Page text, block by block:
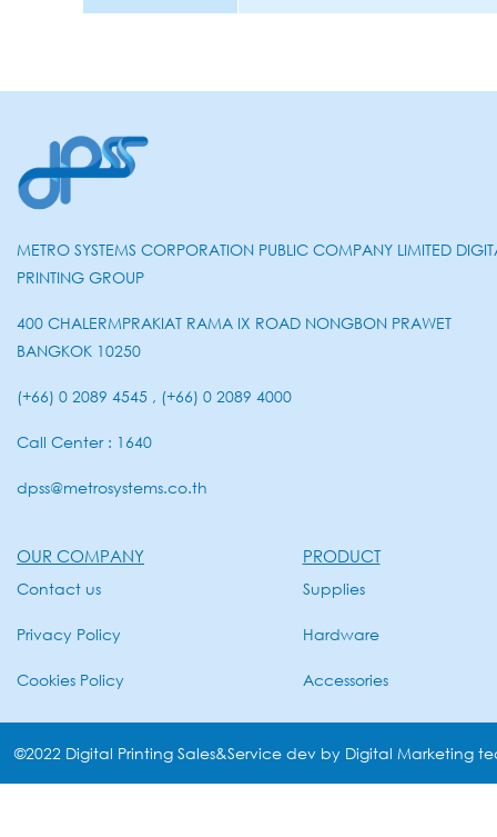
METRO SYSTEMS CORPORATION PUBLIC COMPANY LIMITED
PRINTING GROUP
400 CHALERMPRAKIAT RAMA IX ROAD NONGBON PRAWET
BANGKOK 10250
(+66) 0 2089 4545 , (+66) 0 2089 4000
Call Center : 1640
dpss@metrosystems.co.th
OUR COMPANY
Contact us
Privacy Policy
Cookies Policy
PRODUCT
Supplies
Hardware
Accessories
©2022 Digital Printing Sales&Service dev by Digital Marketing